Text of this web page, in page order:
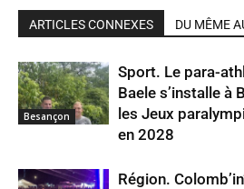
ARTICLES CONNEXES DU MÊME
Besançon
Sport. Le para-
Baele s’installe à
les Jeux
en 2028
Région.